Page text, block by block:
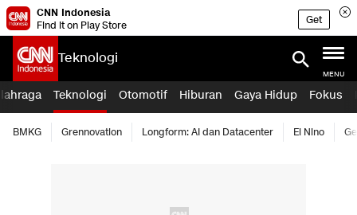
CNN Indonesia
Find it on Play Store
Get
Teknologi
MENU
Teknologi Otomotif Hiburan Gaya Hidup Fokus
BMKG Grennovation Longform: AI dan Datacenter El Nino